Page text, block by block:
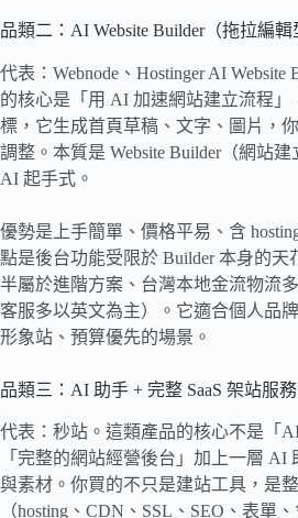
品類二：AI Website Builder（拖拉編輯
代表：Webnode、Hostinger AI Website
的核心是「用 AI 加速網站建立流程」
標，它生成首頁草稿、文字、圖片，
調整。本質是 Website Builder（網站
AI 起手式。
優勢是上手簡單、價格平易、含
點是後台功能受限於 Builder 本身的天
半屬於進階方案、台灣本地金流物流
客服多以英文為主）。它適合個人品
形象站、預算優先的場景。
品類三：AI 助手 + 完整 SaaS 架站服務
代表：秒站。這類產品的核心不是「
「完整的網站經營後台」加上一層 AI
與素材。你買的不只是建站工具，是
（hosting、CDN、SSL、SEO、表單